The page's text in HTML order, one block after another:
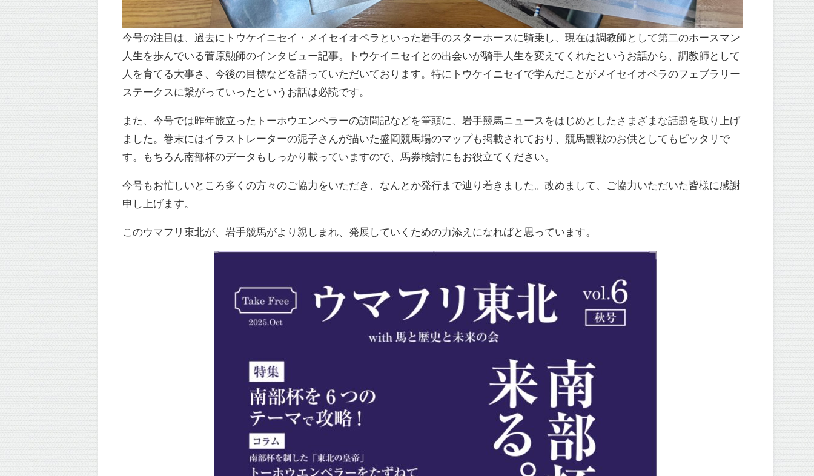
今号の注目は、過去にトウケイニセイ・メイセイオペラといった岩手のスターホースに騎乗し、現在は調教師として第二のホースマン
人生を歩んでいる菅原勲師のインタビュー記事。トウケイニセイとの出会いが騎手人生を変えてくれたというお話から、調教師として
人を育てる大事さ、今後の目標などを語っていただいております。特にトウケイニセイで学んだことがメイセイオペラのフェブラリー
ステークスに繋がっていったというお話は必読です。
また、今号では昨年旅立ったトーホウエンペラーの訪問記などを筆頭に、岩手競馬ニュースをはじめとしたさまざまな話題を取り上げ
ました。巻末にはイラストレーターの泥子さんが描いた盛岡競馬場のマップも掲載されており、競馬観戦のお供としてもピッタリで
す。もちろん南部杯のデータもしっかり載っていますので、馬券検討にもお役立てください。
今号もお忙しいところ多くの方々のご協力をいただき、なんとか発行まで辿り着きました。改めまして、ご協力いただいた皆様に感謝
申し上げます。
このウマフリ東北が、岩手競馬がより親しまれ、発展していくための力添えになればと思っています。